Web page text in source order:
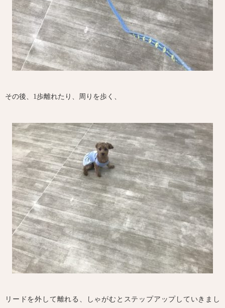
その後、1歩離れたり、周りを歩く、
リードを外して離れる、しゃがむとステップアップしていきまし